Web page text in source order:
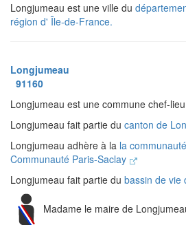
Longjumeau est une ville du
région d' Île-de-France.
Longjumeau
91160
Longjumeau est une commune chef-
Longjumeau fait partie du canton de
Longjumeau adhère à la la
Communauté Paris-Saclay
Longjumeau fait partie du bassin de vie
Madame le maire de